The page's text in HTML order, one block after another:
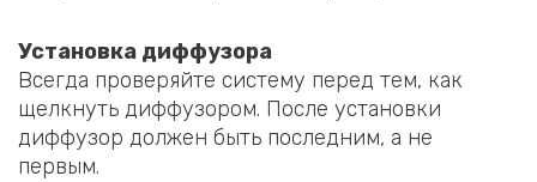
Установка диффузора
Всегда проверяйте систему перед тем, как
щелкнуть диффузором. После установки
диффузор должен быть последним, а не
первым.